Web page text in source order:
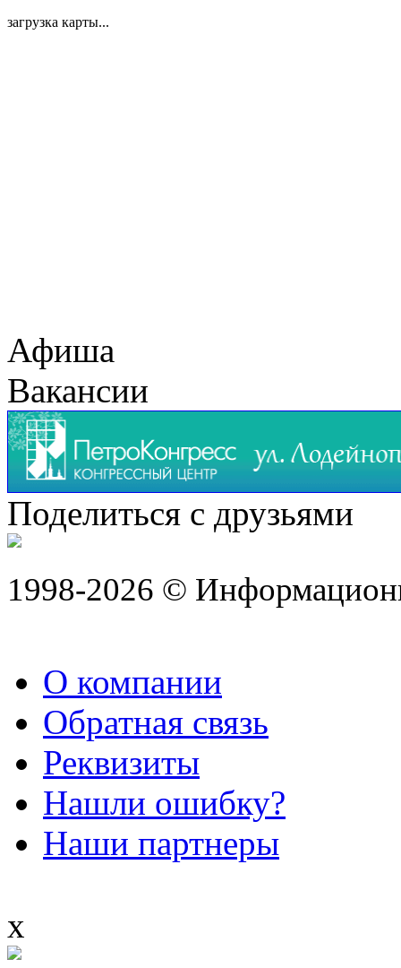
загрузка карты...
Афиша
Вакансии
Поделиться с друзьями
1998-2026 ©
О компании
Обратная связь
Реквизиты
Нашли ошибку?
Наши партнеры
x